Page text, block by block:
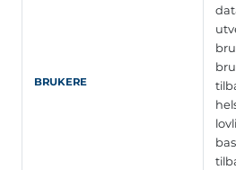
BRUKERE